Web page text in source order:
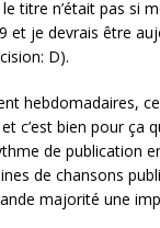
titre n’était pas si
et je devrais être
D).
hebdomadaires,
c’est bien pour ça
de
de chansons
majorité une